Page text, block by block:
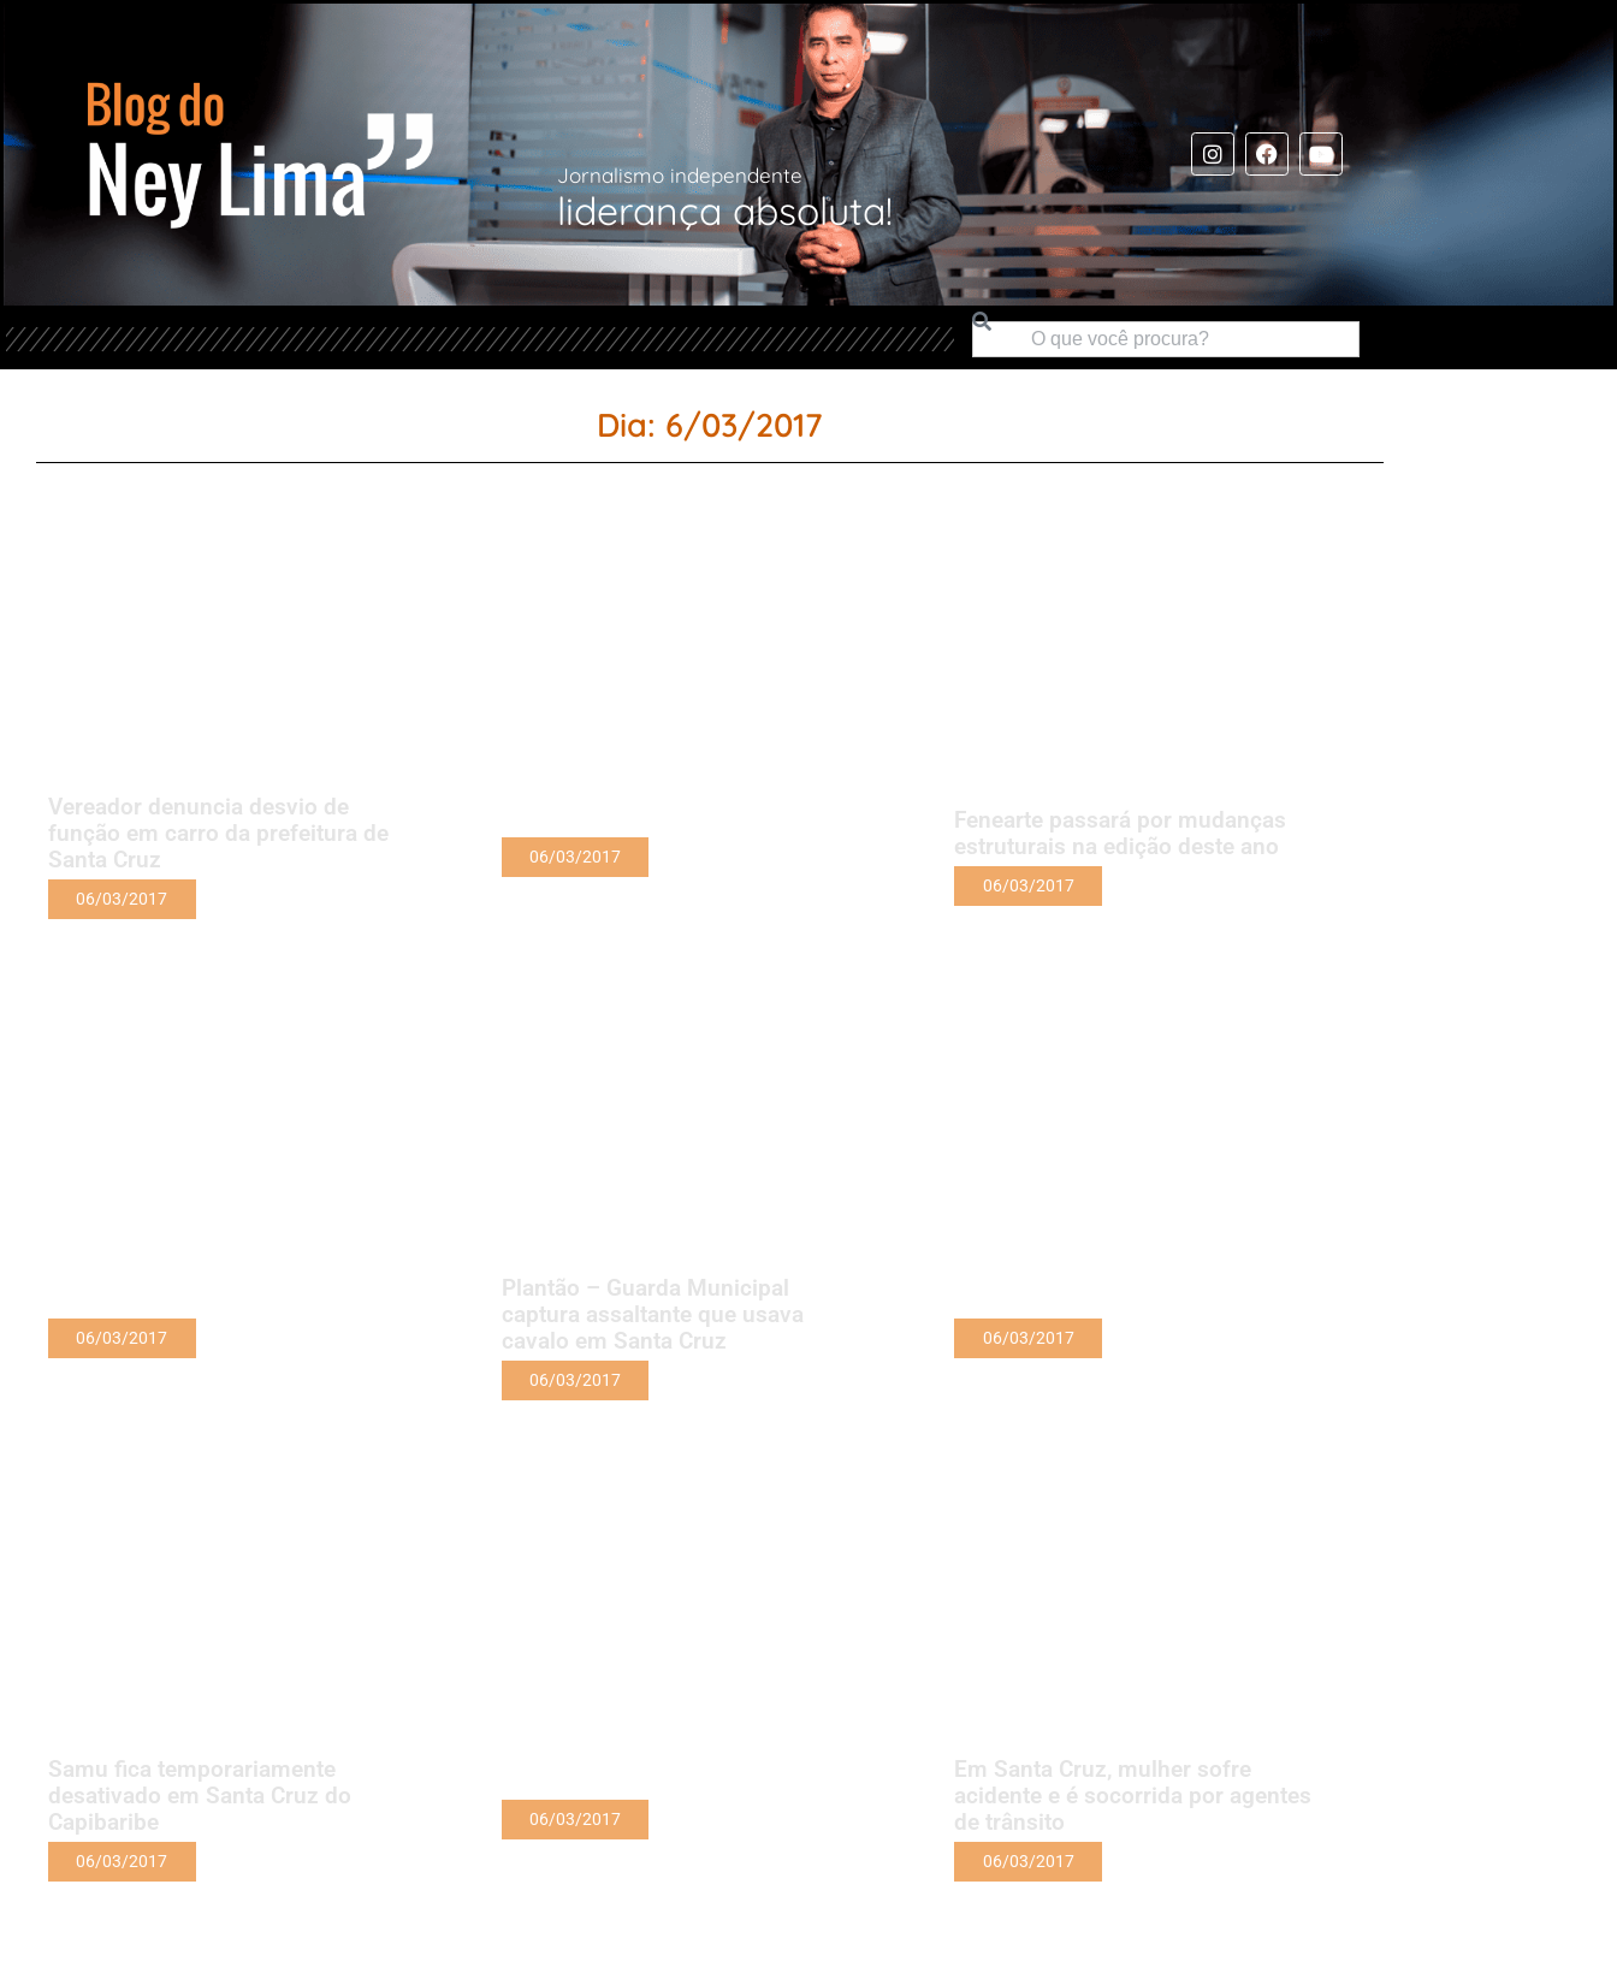
Jornalismo independente
liderança absoluta!
Dia: 6/03/2017
Vereador denuncia desvio de
função em carro da prefeitura de
Santa Cruz
06/03/2017
06/03/2017
Fenearte passará por mudanças
estruturais na edição deste ano
06/03/2017
06/03/2017
Plantão – Guarda Municipal
captura assaltante que usava
cavalo em Santa Cruz
06/03/2017
06/03/2017
Samu fica temporariamente
desativado em Santa Cruz do
Capibaribe
06/03/2017
06/03/2017
Em Santa Cruz, mulher sofre
acidente e é socorrida por agentes
de trânsito
06/03/2017